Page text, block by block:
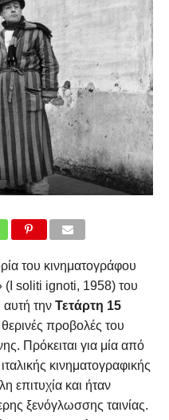
του κινηματογράφου
(I soliti ignoti, 1958) του
αυτή την Τετάρτη 15
προβολές του
Πρόκειται για μία από
κινηματογραφικής
επιτυχία και ήταν
ξενόγλωσσης ταινίας.